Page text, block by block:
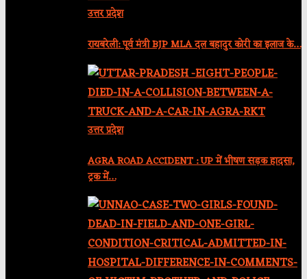
उत्तर प्रदेश
रायबरेली: पूर्व मंत्री BJP MLA दल बहादुर कोरी का इलाज के…
उत्तर प्रदेश
AGRA ROAD ACCIDENT : UP में भीषण सड़क हादसा,
ट्रक में…